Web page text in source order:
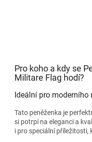
Pro koho a kdy se
Militare Flag hodí?
Ideální pro moderního
Tato peněženka je
si potrpí na eleganci a
i pro speciální